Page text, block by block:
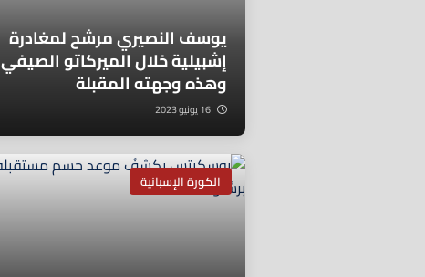
يوسف النصيري مرشح لمغادرة
إشبيلية خلال الميركاتو الصيفي
وهذه وجهته المقبلة
الكورة الإسبانية